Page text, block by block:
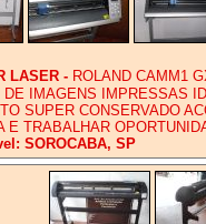
LASER - ROLAND CAMM1
IMAGENS IMPRESSAS
SUPER CONSERVADO
E TRABALHAR
SOROCABA, SP